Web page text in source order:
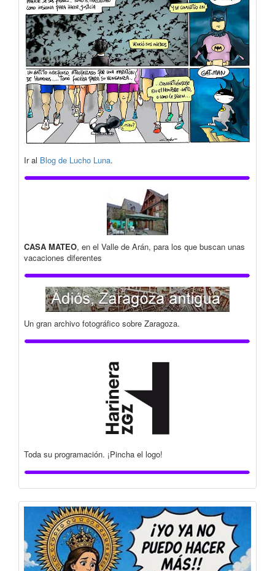
Ir al Blog de Lucho Luna.
CASA MATEO, en el Valle de Arán, para los que buscan unas
vacaciones diferentes
Un gran archivo fotográfico sobre Zaragoza.
Toda su programación. ¡Pincha el logo!